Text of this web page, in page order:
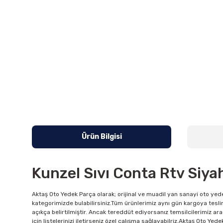
Ürün Bilgisi
Kunzel Sıvı Conta Rtv
Aktaş Oto Yedek Parça olarak; orijinal ve muadil yan sanayi oto
kategorimizde bulabilirsiniz.Tüm ürünlerimiz aynı gün kargoya
açıkça belirtilmiştir. Ancak tereddüt ediyorsanız temsilcilerimiz
için listelerinizi iletirseniz özel çalışma sağlayabilriz.Aktaş Oto